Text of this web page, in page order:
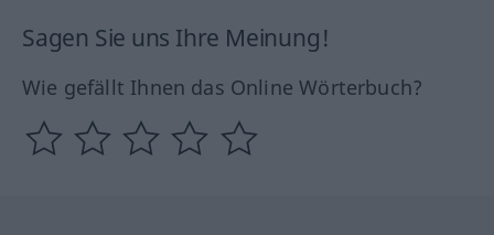
Sagen Sie uns Ihre Meinung!
Wie gefällt Ihnen das Online Wörterbuch?